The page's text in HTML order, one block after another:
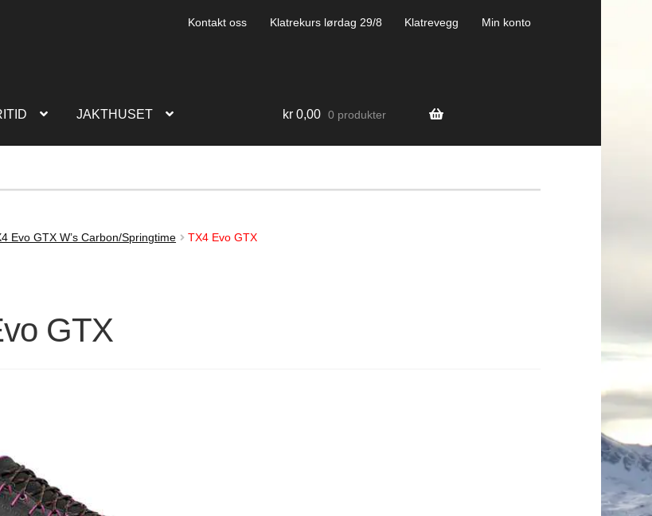
Kontakt oss Klatrekurs lørdag 29/8 Klatrevegg Min konto
JAKTHUSET kr 0,00 0 produkter
Evo GTX W’s Carbon/Springtime TX4 Evo GTX
GTX